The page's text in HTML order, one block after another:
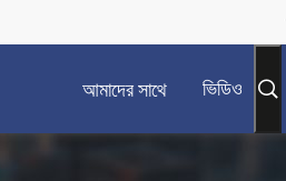
আমাদের সাথে ভিডিও